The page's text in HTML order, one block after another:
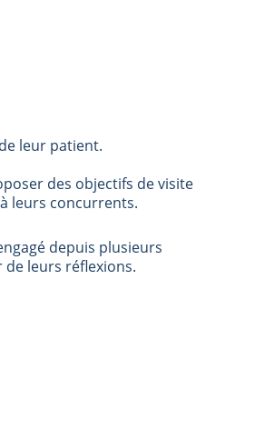
leur patient.
des objectifs de visite
leurs concurrents.
depuis plusieurs
de leurs réflexions.